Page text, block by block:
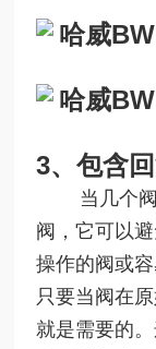
3、包含
当几个阀
阀，它可以
操作的阀或
只要当阀在
就是需要的